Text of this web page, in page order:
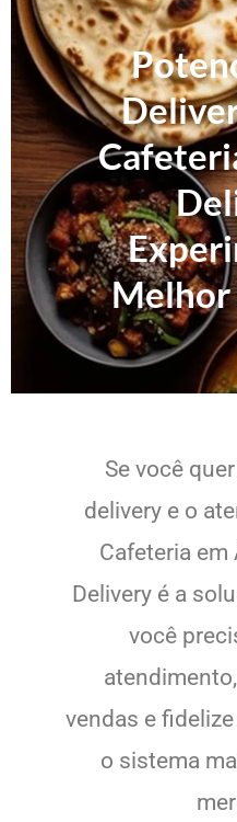
Melhor
Se você
delivery e o
Cafeteria em
Delivery é a
você
vendas e
o sistema